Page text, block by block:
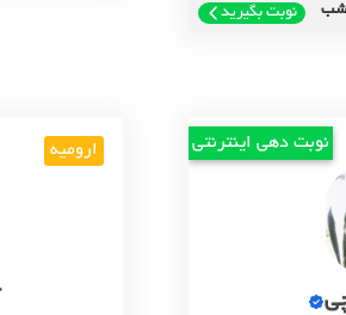
نوبت بگیرید
نوبت دهی اینترنتی ارومیه